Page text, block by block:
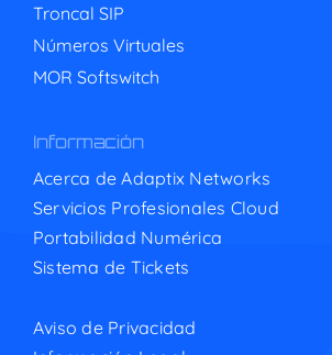
Troncal SIP
Números Virtuales
MOR Softswitch
Información
Acerca de Adaptix Networks
Servicios Profesionales Cloud
Portabilidad Numérica
Sistema de Tickets
Aviso de Privacidad